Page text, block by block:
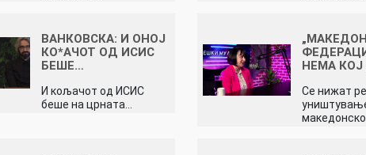
ВАНКОВСКА: И ОНОЈ
КО*АЧОТ ОД ИСИС
БЕШЕ…
И кољачот од ИСИС
беше на црната…
НЕМА
Се нижат